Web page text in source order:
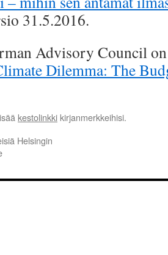
31.5.2016.
Advisory Council
Dilemma: The
kestolinkki kirjanmerkkeihisi.
Helsingin